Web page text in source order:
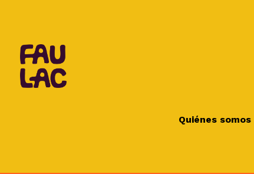
Quiénes somos